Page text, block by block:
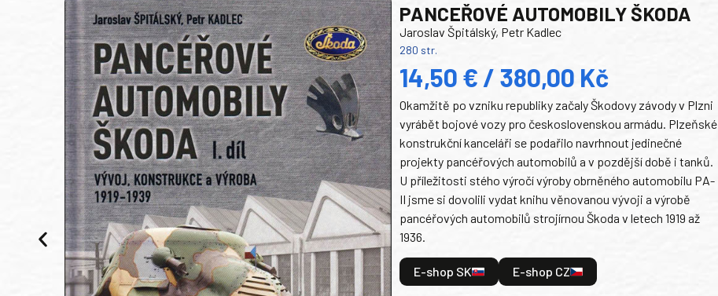
PANCEŘOVÉ AUTOMOBILY ŠKODA
Jaroslav Špitálský, Petr Kadlec
280 str.
14,50 € / 380,00 Kč
Okamžitě po vzniku republiky začaly Škodovy závody v Plzni
vyrábět bojové vozy pro československou armádu. Plzeňské
konstrukční kanceláři se podařilo navrhnout jedinečné
projekty pancéřových automobilů a v pozdější době i tanků.
U příležitosti stého výročí výroby obrněného automobilu PA-
II jsme si dovolili vydat knihu věnovanou vývoji a výrobě
pancéřových automobilů strojírnou Škoda v letech 1919 až
1936.
E-shop SK E-shop CZ